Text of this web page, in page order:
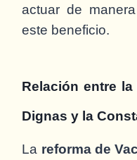
actuar de
este beneficio.
Relación entre
Dignas y la
La reforma de